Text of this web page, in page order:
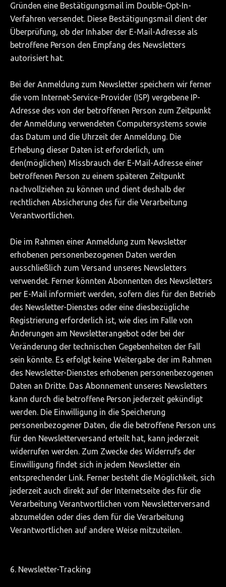
Gründen eine Bestätigungsmail im Double-Opt-In-
Verfahren versendet. Diese Bestätigungsmail dient der
Überprüfung, ob der Inhaber der E-Mail-Adresse als
betroffene Person den Empfang des Newsletters
autorisiert hat.
Bei der Anmeldung zum Newsletter speichern wir ferner
die vom Internet-Service-Provider (ISP) vergebene IP-
Adresse des von der betroffenen Person zum Zeitpunkt
der Anmeldung verwendeten Computersystems sowie
das Datum und die Uhrzeit der Anmeldung. Die
Erhebung dieser Daten ist erforderlich, um
den(möglichen) Missbrauch der E-Mail-Adresse einer
betroffenen Person zu einem späteren Zeitpunkt
nachvollziehen zu können und dient deshalb der
rechtlichen Absicherung des für die Verarbeitung
Verantwortlichen.
Die im Rahmen einer Anmeldung zum Newsletter
erhobenen personenbezogenen Daten werden
ausschließlich zum Versand unseres Newsletters
verwendet. Ferner könnten Abonnenten des Newsletters
per E-Mail informiert werden, sofern dies für den Betrieb
des Newsletter-Dienstes oder eine diesbezügliche
Registrierung erforderlich ist, wie dies im Falle von
Änderungen am Newsletterangebot oder bei der
Veränderung der technischen Gegebenheiten der Fall
sein könnte. Es erfolgt keine Weitergabe der im Rahmen
des Newsletter-Dienstes erhobenen personenbezogenen
Daten an Dritte. Das Abonnement unseres Newsletters
kann durch die betroffene Person jederzeit gekündigt
werden. Die Einwilligung in die Speicherung
personenbezogener Daten, die die betroffene Person uns
für den Newsletterversand erteilt hat, kann jederzeit
widerrufen werden. Zum Zwecke des Widerrufs der
Einwilligung findet sich in jedem Newsletter ein
entsprechender Link. Ferner besteht die Möglichkeit, sich
jederzeit auch direkt auf der Internetseite des für die
Verarbeitung Verantwortlichen vom Newsletterversand
abzumelden oder dies dem für die Verarbeitung
Verantwortlichen auf andere Weise mitzuteilen.
6. Newsletter-Tracking